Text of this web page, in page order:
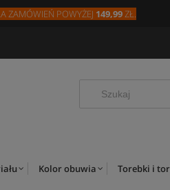
ZAMÓWIEŃ POWYŻEJ 149,99ZŁ.
Kolor obuwia Torebki i